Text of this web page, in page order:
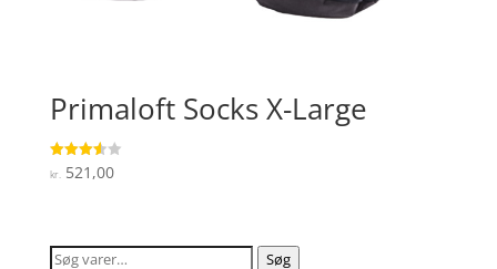
Primaloft Socks X-Large
Vurderet
3.6
kr.521,00
Søg
Søg